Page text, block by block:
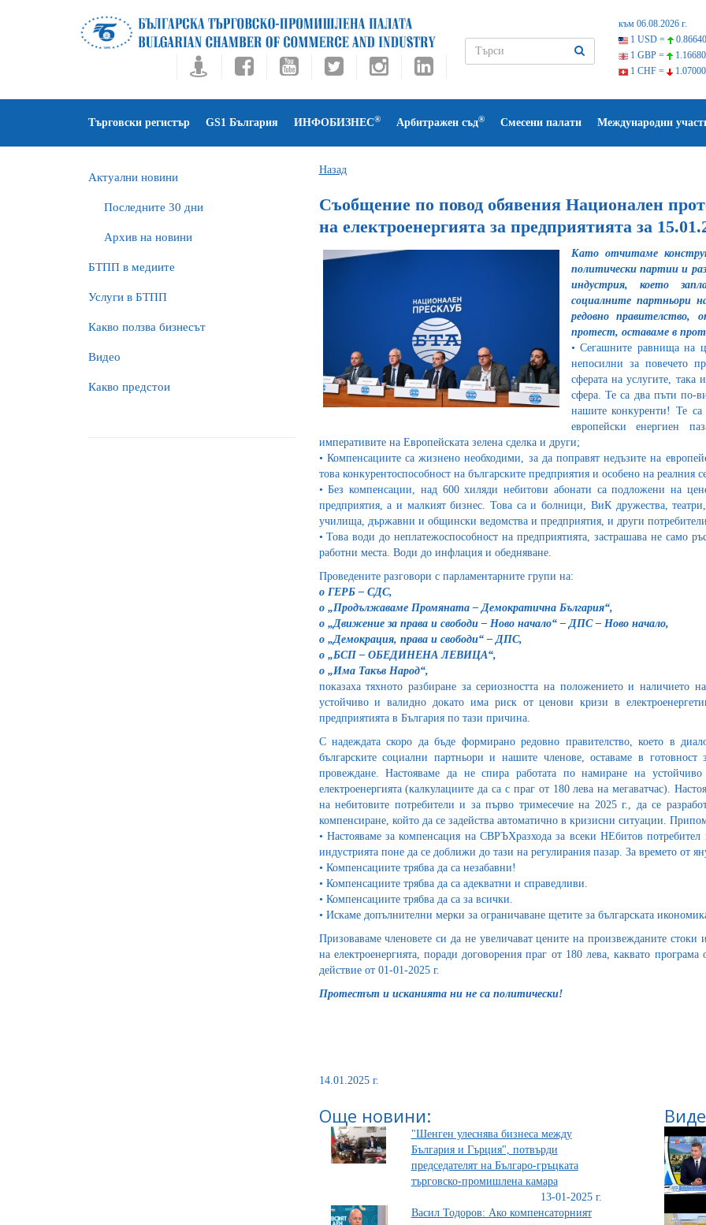
към 06.08.2026 г.
1 USD =
1 GBP =
1 CHF =
Търговски регистър GS1 България ИНФОБИЗНЕС® Арбитражен съд® Смесени палати Международни
Актуални новини
Последните 30 дни
Архив на новини
БTПП в медиите
Услуги в БТПП
Какво ползва бизнесът
Видео
Какво предстои
Назад
Съобщение по повод обявения Национален
на електроенергията за предприятията за
Като отчитаме
политически партии и
индустрия, което
социалните партньори
редовно правителство,
протест, оставаме в
• Сегашните равнища на
непосилни за повечето
сферата на услугите, така
сфера. Те са два пъти по-
нашите конкуренти! Те
европейски енергиен
императивите на Европейската зелена сделка и други;
• Компенсациите са жизнено необходими, за да поправят недъзите на
това конкурентоспособност на българските предприятия и особено на реалния
• Без компенсации, над 600 хиляди небитови абонати са подложени на
предприятия, а и малкият бизнес. Това са и болници, ВиК дружества,
училища, държавни и общински ведомства и предприятия, и други
• Това води до неплатежоспособност на предприятията, застрашава не само
работни места. Води до инфлация и обедняване.
Проведените разговори с парламентарните групи на:
o ГЕРБ – СДС,
o „Продължаваме Промяната – Демократична България“,
o „Движение за права и свободи – Ново начало“ – ДПС – Ново начало,
o „Демокрация, права и свободи“ – ДПС,
o „БСП – ОБЕДИНЕНА ЛЕВИЦА“,
o „Има Такъв Народ“,
показаха тяхното разбиране за сериозността на положението и
устойчиво и валидно докато има риск от ценови кризи в
предприятията в България по тази причина.
С надеждата скоро да бъде формирано редовно правителство, което в
българските социални партньори и нашите членове, оставаме в готовност
провеждане. Настояваме да не спира работата по намиране на
електроенергията (калкулациите да са с праг от 180 лева на мегаватчас).
на небитовите потребители и за първо тримесечие на 2025 г., да се
компенсиране, който да се задейства автоматично в кризисни ситуации.
• Настояваме за компенсация на СВРЪХразхода за всеки НЕбитов потребител
индустрията поне да се доближи до тази на регулирания пазар. За времето от
• Компенсациите трябва да са незабавни!
• Компенсациите трябва да са адекватни и справедливи.
• Компенсациите трябва да са за всички.
• Искаме допълнителни мерки за ограничаване щетите за българската
Призоваваме членовете си да не увеличават цените на произвежданите
на електроенергията, поради договорения праг от 180 лева, каквато
действие от 01-01-2025 г.
Протестът и исканията ни не са политически!
14.01.2025 г.
Още новини:
"Шенген улеснява бизнеса между
България и Гърция", потвърди
председателят на Българо-гръцката
търговско-промишлена камара
13-01-2025 г.
Васил Тодоров: Ако компенсаторният